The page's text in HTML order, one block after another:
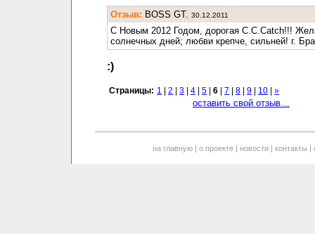
Отзыв: BOSS GT. 30.12.2011
С Новым 2012 Годом, дорогая С.С.Catch!!!
солнечных дней; любви крепче, сильней! г.
:)
Страницы: 1 2 3 4 5 6 7 8 9 10 »
оставить свой отзыв…
на главную| о проекте| новости| контакты |